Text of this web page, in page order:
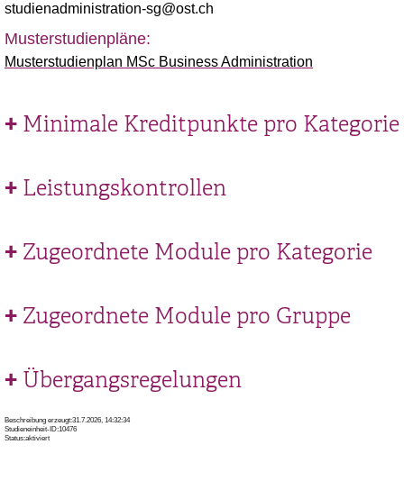
studienadministration-sg@ost.ch
Musterstudienpläne:
Musterstudienplan MSc Business Administration
Minimale Kreditpunkte pro Kategorie
Leistungskontrollen
Zugeordnete Module pro Kategorie
Zugeordnete Module pro Gruppe
Übergangsregelungen
Beschreibung erzeugt:31.7.2026, 14:32:34
Studieneinheit-ID:10476
Status:aktiviert